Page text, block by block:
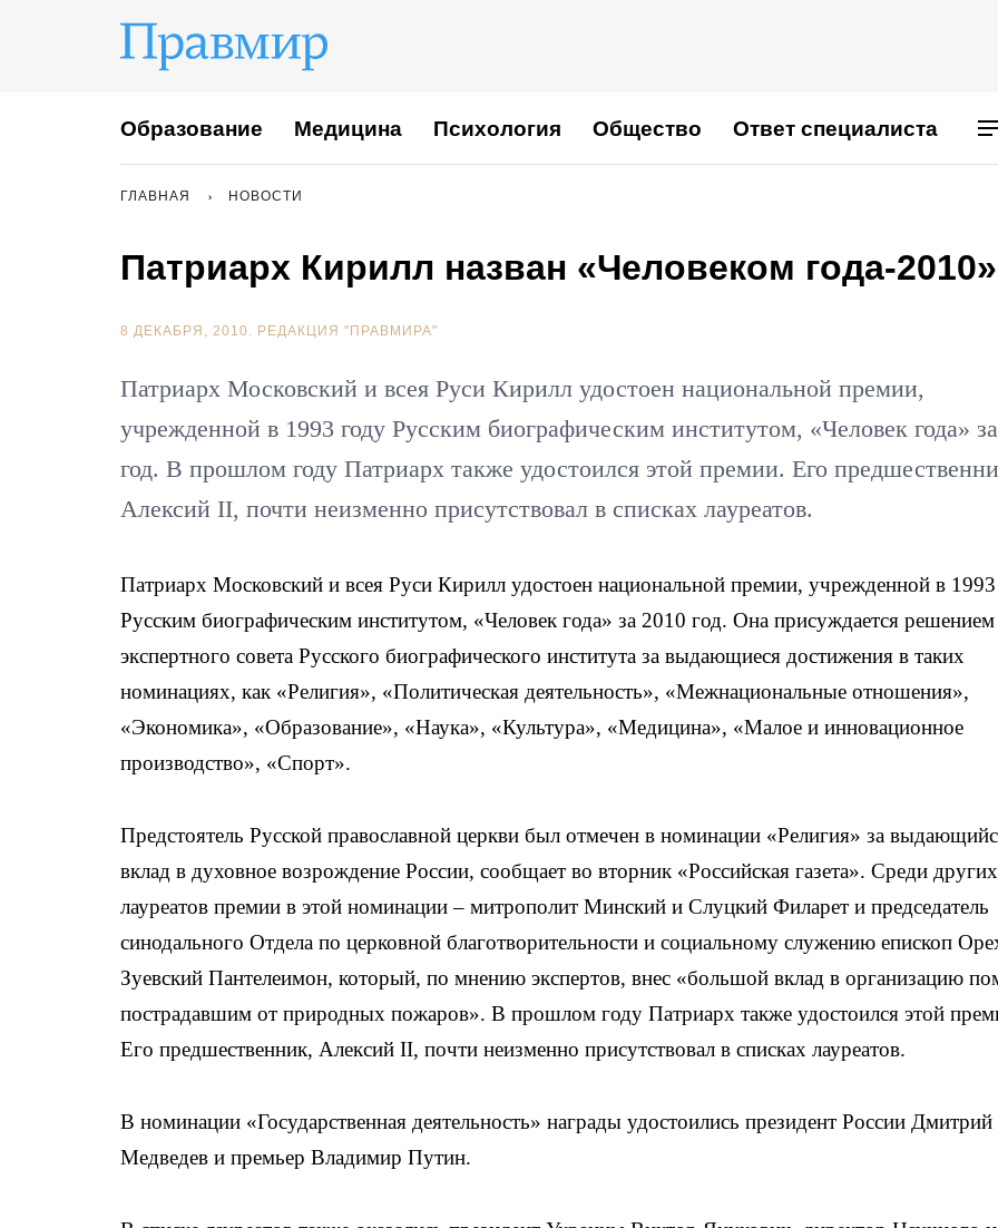
Образование Медицина Психология Общество Ответ специалиста
ГЛАВНАЯ НОВОСТИ
Патриарх Кирилл назван «Человеком года-2010»
8 ДЕКАБРЯ, 2010. РЕДАКЦИЯ "ПРАВМИРА"
Патриарх Московский и всея Руси Кирилл удостоен национальной премии,
учрежденной в 1993 году Русским биографическим институтом, «Человек года»
год. В прошлом году Патриарх также удостоился этой премии. Его
Алексий II, почти неизменно присутствовал в списках лауреатов.
Патриарх Московский и всея Руси Кирилл удостоен национальной премии, учрежденной в
Русским биографическим институтом, «Человек года» за 2010 год. Она присуждается решением
экспертного совета Русского биографического института за выдающиеся достижения в таких
номинациях, как «Религия», «Политическая деятельность», «Межнациональные отношения»,
«Экономика», «Образование», «Наука», «Культура», «Медицина», «Малое и инновационное
производство», «Спорт».
Предстоятель Русской православной церкви был отмечен в номинации «Религия» за
вклад в духовное возрождение России, сообщает во вторник «Российская газета». Среди других
лауреатов премии в этой номинации – митрополит Минский и Слуцкий Филарет и председатель
синодального Отдела по церковной благотворительности и социальному служению епископ
Зуевский Пантелеимон, который, по мнению экспертов, внес «большой вклад в организацию
пострадавшим от природных пожаров». В прошлом году Патриарх также удостоился этой
Его предшественник, Алексий II, почти неизменно присутствовал в списках лауреатов.
В номинации «Государственная деятельность» награды удостоились президент России Дмитрий
Медведев и премьер Владимир Путин.